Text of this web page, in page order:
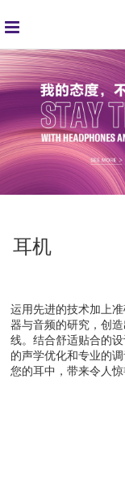
global
navigation
耳机
运用先进的技术加上
器与音频的研究，创
线。结合舒适贴合的
的声学优化和专业的
您的耳中，带来令人惊